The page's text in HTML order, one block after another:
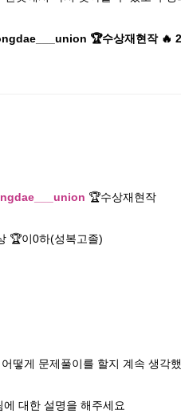
🏆수상재현작 🔥
🏆수상재현작
🏆이0하(성복고졸)
떻게 문제풀이를 할지 계속 생각
대한 설명을 해주세요